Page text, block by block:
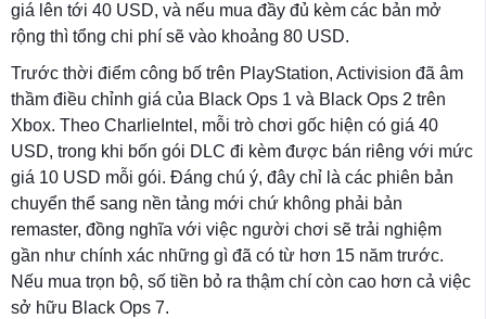
giá lên tới 40 USD, và nếu mua đầy đủ kèm các bản mở
rộng thì tổng chi phí sẽ vào khoảng 80 USD.
Trước thời điểm công bố trên PlayStation, Activision đã âm
thầm điều chỉnh giá của Black Ops 1 và Black Ops 2 trên
Xbox. Theo CharlieIntel, mỗi trò chơi gốc hiện có giá 40
USD, trong khi bốn gói DLC đi kèm được bán riêng với mức
giá 10 USD mỗi gói. Đáng chú ý, đây chỉ là các phiên bản
chuyển thể sang nền tảng mới chứ không phải bản
remaster, đồng nghĩa với việc người chơi sẽ trải nghiệm
gần như chính xác những gì đã có từ hơn 15 năm trước.
Nếu mua trọn bộ, số tiền bỏ ra thậm chí còn cao hơn cả việc
sở hữu Black Ops 7.